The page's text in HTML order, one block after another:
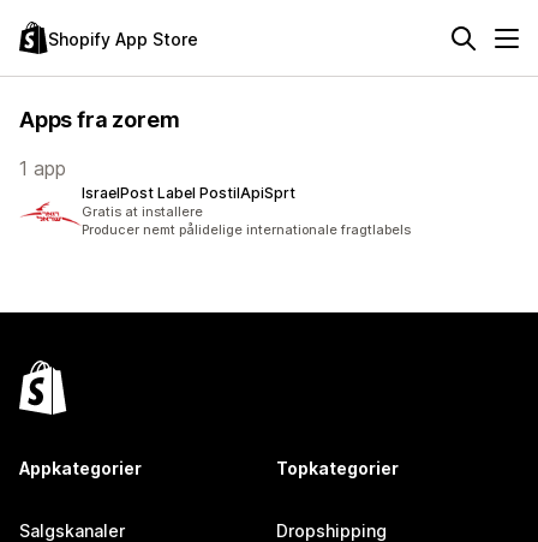
Shopify App Store
Apps fra zorem
1 app
IsraelPost Label PostilApiSprt
Gratis at installere
Producer nemt pålidelige internationale fragtlabels
Appkategorier
Salgskanaler
Topkategorier
Dropshipping